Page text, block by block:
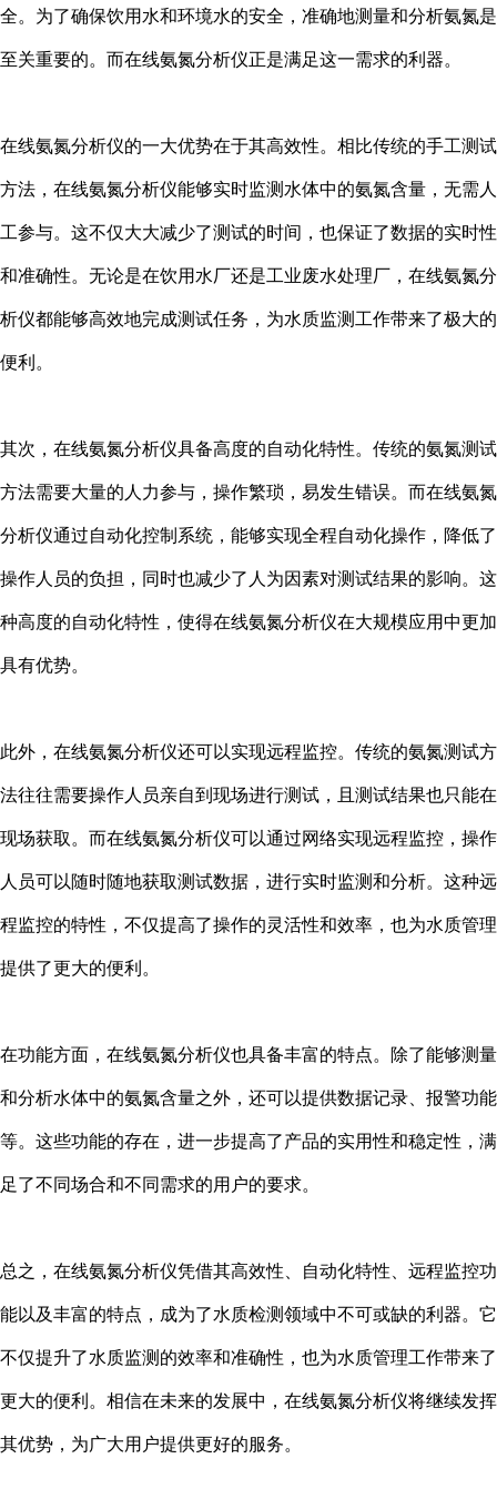
全。为了确保饮用水和环境水的安全，准确地测量和分析氨氮是
至关重要的。而在线氨氮分析仪正是满足这一需求的利器。
在线氨氮分析仪的一大优势在于其高效性。相比传统的手工测试
方法，在线氨氮分析仪能够实时监测水体中的氨氮含量，无需人
工参与。这不仅大大减少了测试的时间，也保证了数据的实时性
和准确性。无论是在饮用水厂还是工业废水处理厂，在线氨氮分
析仪都能够高效地完成测试任务，为水质监测工作带来了极大的
便利。
其次，在线氨氮分析仪具备高度的自动化特性。传统的氨氮测试
方法需要大量的人力参与，操作繁琐，易发生错误。而在线氨氮
分析仪通过自动化控制系统，能够实现全程自动化操作，降低了
操作人员的负担，同时也减少了人为因素对测试结果的影响。这
种高度的自动化特性，使得在线氨氮分析仪在大规模应用中更加
具有优势。
此外，在线氨氮分析仪还可以实现远程监控。传统的氨氮测试方
法往往需要操作人员亲自到现场进行测试，且测试结果也只能在
现场获取。而在线氨氮分析仪可以通过网络实现远程监控，操作
人员可以随时随地获取测试数据，进行实时监测和分析。这种远
程监控的特性，不仅提高了操作的灵活性和效率，也为水质管理
提供了更大的便利。
在功能方面，在线氨氮分析仪也具备丰富的特点。除了能够测量
和分析水体中的氨氮含量之外，还可以提供数据记录、报警功能
等。这些功能的存在，进一步提高了产品的实用性和稳定性，满
足了不同场合和不同需求的用户的要求。
总之，在线氨氮分析仪凭借其高效性、自动化特性、远程监控功
能以及丰富的特点，成为了水质检测领域中不可或缺的利器。它
不仅提升了水质监测的效率和准确性，也为水质管理工作带来了
更大的便利。相信在未来的发展中，在线氨氮分析仪将继续发挥
其优势，为广大用户提供更好的服务。